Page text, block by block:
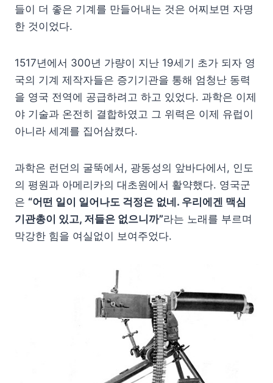
들이 더 좋은 기계를 만들어내는 것은 어찌보면 자명
한 것이었다.
1517년에서 300년 가량이 지난 19세기 초가 되자 영
국의 기계 제작자들은 증기기관을 통해 엄청난 동력
을 영국 전역에 공급하려고 하고 있었다. 과학은 이제
야 기술과 온전히 결합하였고 그 위력은 이제 유럽이
아니라 세계를 집어삼켰다.
과학은 런던의 굴뚝에서, 광동성의 앞바다에서, 인도
의 평원과 아메리카의 대초원에서 활약했다. 영국군
은 “어떤 일이 일어나도 걱정은 없네. 우리에겐 맥심
기관총이 있고, 저들은 없으니까”라는 노래를 부르며
막강한 힘을 여실없이 보여주었다.